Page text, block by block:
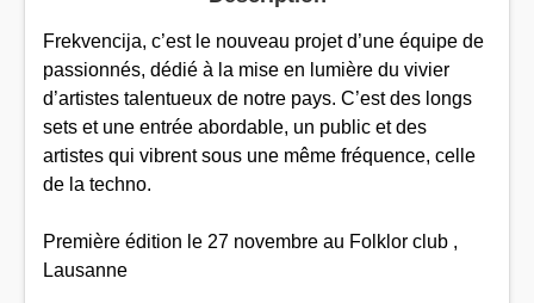
Frekvencija, c’est le nouveau projet d’une équipe de
passionnés, dédié à la mise en lumière du vivier
d’artistes talentueux de notre pays. C’est des longs
sets et une entrée abordable, un public et des
artistes qui vibrent sous une même fréquence, celle
de la techno.
Première édition le 27 novembre au Folklor club ,
Lausanne